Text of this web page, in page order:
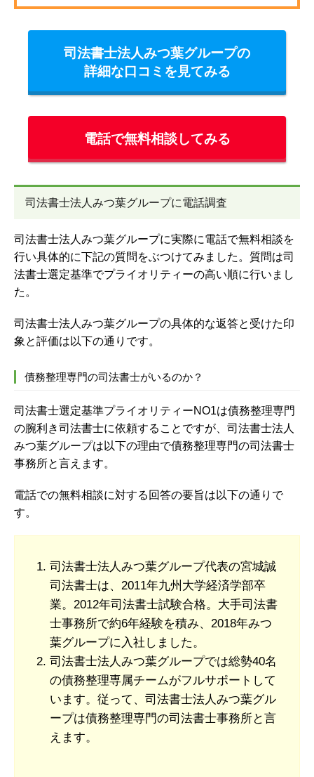
司法書士法人みつ葉グループの
詳細な口コミを見てみる
電話で無料相談してみる
司法書士法人みつ葉グループに電話調査
司法書士法人みつ葉グループに実際に電話で無料相談を
行い具体的に下記の質問をぶつけてみました。質問は司
法書士選定基準でプライオリティーの高い順に行いまし
た。
司法書士法人みつ葉グループの具体的な返答と受けた印
象と評価は以下の通りです。
債務整理専門の司法書士がいるのか？
司法書士選定基準プライオリティーNO1は債務整理専門
の腕利き司法書士に依頼することですが、司法書士法人
みつ葉グループは以下の理由で債務整理専門の司法書士
事務所と言えます。
電話での無料相談に対する回答の要旨は以下の通りで
す。
司法書士法人みつ葉グループ代表の宮城誠
司法書士は、2011年九州大学経済学部卒
業。2012年司法書士試験合格。大手司法書
士事務所で約6年経験を積み、2018年みつ
葉グループに入社しました。
司法書士法人みつ葉グループでは総勢40名
の債務整理専属チームがフルサポートして
います。従って、司法書士法人みつ葉グル
ープは債務整理専門の司法書士事務所と言
えます。